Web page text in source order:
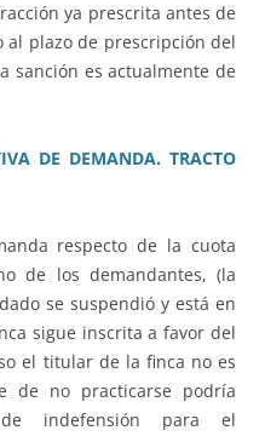
ya prescrita antes de
al plazo de prescripción del
sanción es actualmente de
DE DEMANDA. TRACTO
respecto de la cuota
de los demandantes, (la
se suspendió y está en
sigue inscrita a favor del
el titular de la finca no es
de no practicarse podría
indefensión para el